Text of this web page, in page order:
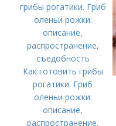
Как готовить грибы
рогатики. Гриб
оленьи рожки:
описание,
распространение,